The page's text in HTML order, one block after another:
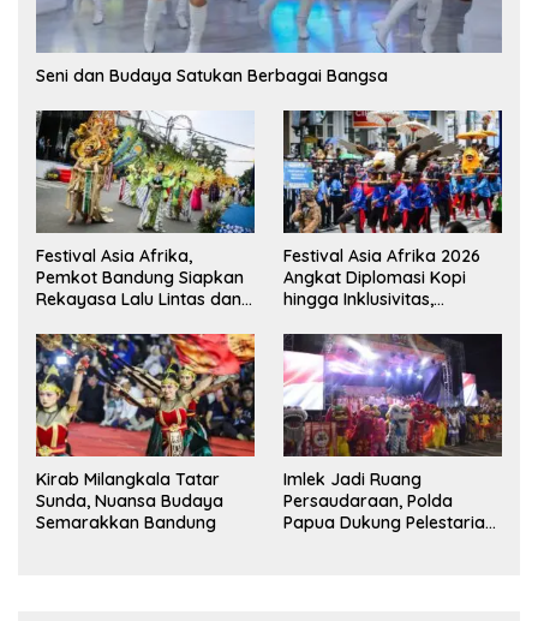
Seni dan Budaya Satukan Berbagai Bangsa
Festival Asia Afrika,
Pemkot Bandung Siapkan
Rekayasa Lalu Lintas dan
Festival Asia Afrika 2026
Angkat Diplomasi Kopi
hingga Inklusivitas,
Duta Besar
Kirab Milangkala Tatar
Sunda, Nuansa Budaya
Semarakkan Bandung
Imlek Jadi Ruang
Persaudaraan, Polda
Papua Dukung Pelestarian